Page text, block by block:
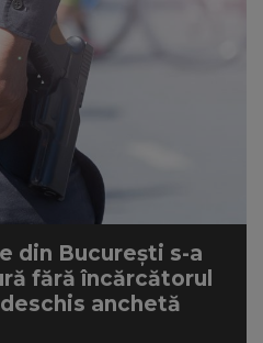
din București s-a
fără încărcătorul
anchetă